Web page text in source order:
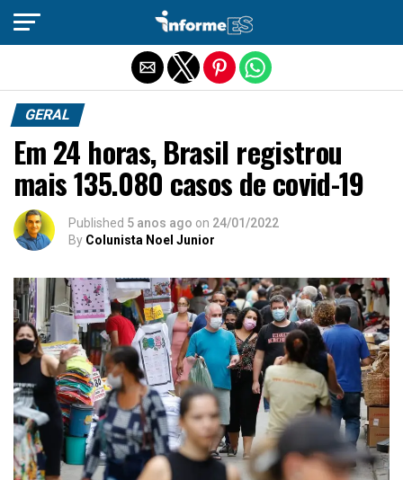
GERAL
Em 24 horas, Brasil registrou
mais 135.080 casos de covid-19
Published 5 anos ago on 24/01/2022
By Colunista Noel Junior
Sair da versão mobile